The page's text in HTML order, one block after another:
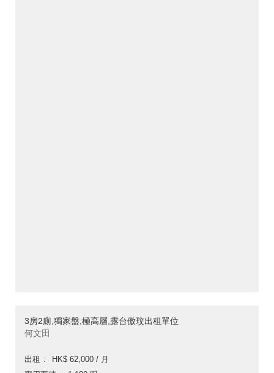
3房2廁,獨家盤,極高層,露台傲玟出租單位
何文田
出租
HK$ 62,000 / 月